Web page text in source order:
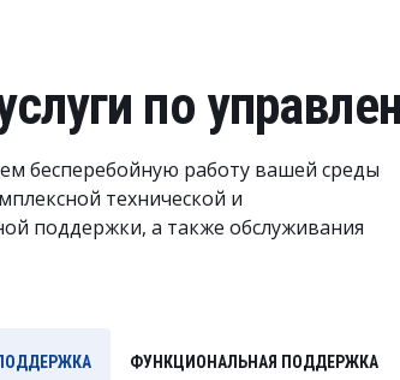
по
бесперебойную работу вашей среды
технической и
поддержки, а также обслуживания
ФУНКЦИОНАЛЬНАЯ ПОДДЕРЖКА